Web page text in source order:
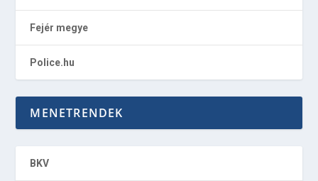
Fejér megye
Police.hu
MENETRENDEK
BKV